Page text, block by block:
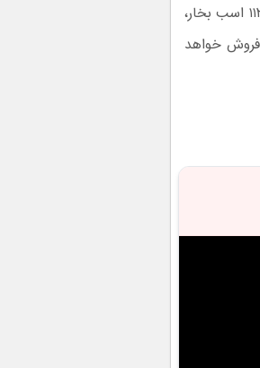
گذشته نکرده‌اند و قشقایی با پیشرانه‌های مختلف ۱.۲ لیتری بنزینی با توان تولید ۱۱۳ اسب بخار،
۱.۵ / ۱.۶ لیتری دیزلی به فروش خواهد